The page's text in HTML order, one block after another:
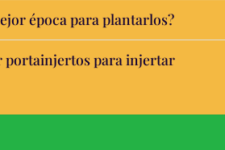
época para plantarlos?
portainjertos para injertar